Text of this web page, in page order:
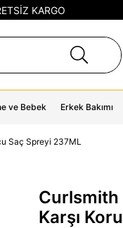
KARGO
ve Bebek Erkek Bakımı
Saç Spreyi 237ML
Curlsmith
Karşı